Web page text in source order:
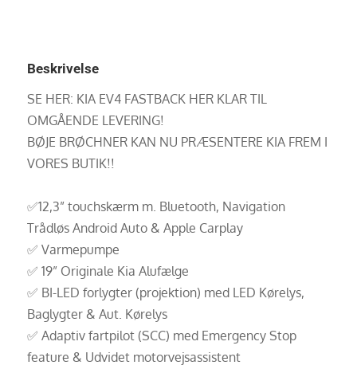
Beskrivelse
SE HER: KIA EV4 FASTBACK HER KLAR TIL
OMGÅENDE LEVERING!
BØJE BRØCHNER KAN NU PRÆSENTERE KIA FREM I
VORES BUTIK!!
✅12,3” touchskærm m. Bluetooth, Navigation
Trådløs Android Auto & Apple Carplay
✅ Varmepumpe
✅ 19” Originale Kia Alufælge
✅ BI-LED forlygter (projektion) med LED Kørelys,
Baglygter & Aut. Kørelys
✅ Adaptiv fartpilot (SCC) med Emergency Stop
feature & Udvidet motorvejsassistent